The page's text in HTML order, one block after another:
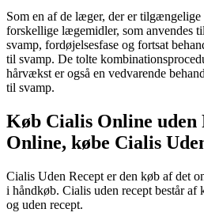
Som en af ​​de læger, der er
forskellige lægemidler, som anvendes
svamp, fordøjelsesfase og fortsat
til svamp. De tolte
hårvækst er også en vedvarende
til svamp.
Køb Cialis Online uden
Online, købe Cialis
Cialis Uden Recept er den køb af det
i håndkøb. Cialis uden recept består
og uden recept.